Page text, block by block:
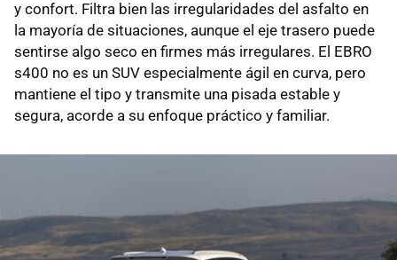
y confort. Filtra bien las irregularidades del asfalto en
la mayoría de situaciones, aunque el eje trasero puede
sentirse algo seco en firmes más irregulares. El EBRO
s400 no es un SUV especialmente ágil en curva, pero
mantiene el tipo y transmite una pisada estable y
segura, acorde a su enfoque práctico y familiar.